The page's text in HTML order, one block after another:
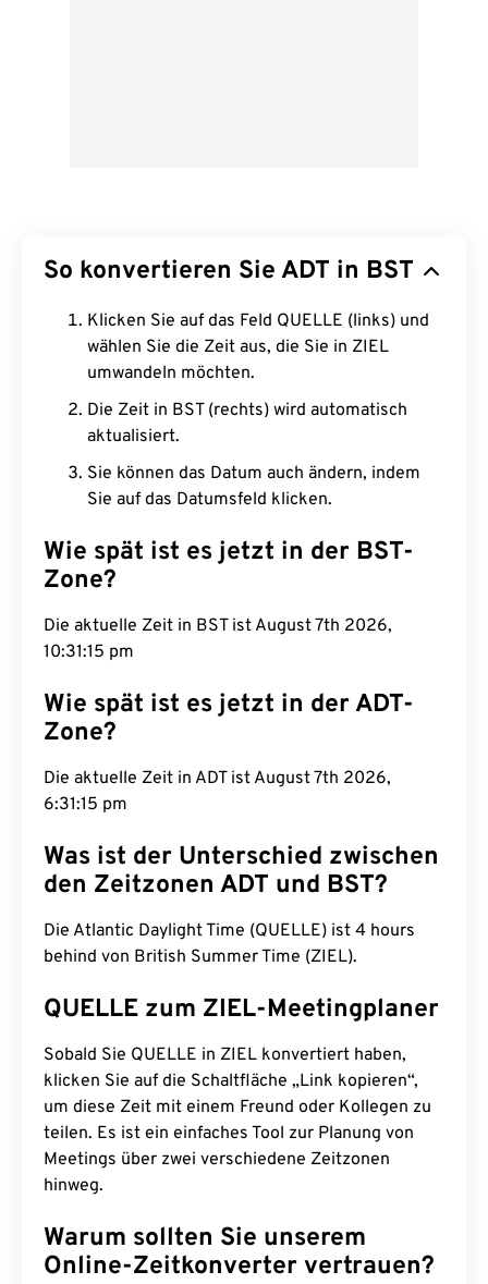
So konvertieren Sie ADT in BST
Klicken Sie auf das Feld QUELLE (links) und
wählen Sie die Zeit aus, die Sie in ZIEL
umwandeln möchten.
Die Zeit in BST (rechts) wird automatisch
aktualisiert.
Sie können das Datum auch ändern, indem
Sie auf das Datumsfeld klicken.
Wie spät ist es jetzt in der BST-
Zone?
Die aktuelle Zeit in BST ist August 7th 2026,
10:31:16 pm
Wie spät ist es jetzt in der ADT-
Zone?
Die aktuelle Zeit in ADT ist August 7th 2026,
6:31:16 pm
Was ist der Unterschied zwischen
den Zeitzonen ADT und BST?
Die Atlantic Daylight Time (QUELLE) ist 4 hours
behind von British Summer Time (ZIEL).
QUELLE zum ZIEL-Meetingplaner
Sobald Sie QUELLE in ZIEL konvertiert haben,
klicken Sie auf die Schaltfläche „Link kopieren“,
um diese Zeit mit einem Freund oder Kollegen zu
teilen. Es ist ein einfaches Tool zur Planung von
Meetings über zwei verschiedene Zeitzonen
hinweg.
Warum sollten Sie unserem
Online-Zeitkonverter vertrauen?